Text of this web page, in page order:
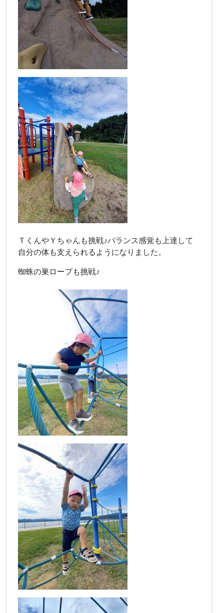
ＴくんやＹちゃんも挑戦♪バランス感覚も上達して
自分の体も支えられるようになりました。
蜘蛛の巣ロープも挑戦♪